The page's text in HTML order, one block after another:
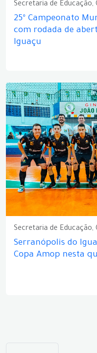
Secretaria de Educação,
25º Campeonato
com rodada de
Iguaçu
Secretaria de Educação,
Serranópolis do
Copa Amop nesta